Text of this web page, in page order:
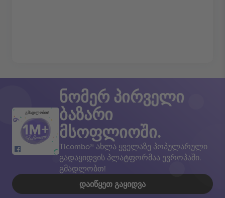
გმადლობთ!
ნომერ პირველი
ბაზარი
მსოფლიოში.
Ticombo® ახლა ყველაზე პოპულარული
გადაყიდვის პლატფორმაა ევროპაში.
გმადლობთ!
ᲓᲐᲘᲬᲧᲔᲗ ᲒᲐᲧᲘᲓᲕᲐ